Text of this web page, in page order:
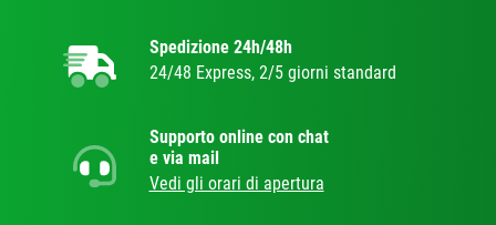
Spedizione 24h/48h
24/48 Express, 2/5 giorni standard
Supporto online con chat
e via mail
Vedi gli orari di apertura